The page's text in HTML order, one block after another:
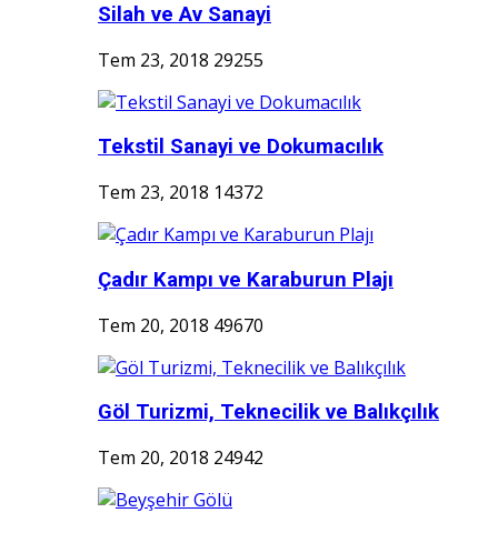
Silah ve Av Sanayi
Tem 23, 2018 29255
Tekstil Sanayi ve Dokumacılık
Tem 23, 2018 14372
Çadır Kampı ve Karaburun Plajı
Tem 20, 2018 49670
Göl Turizmi, Teknecilik ve Balıkçılık
Tem 20, 2018 24942